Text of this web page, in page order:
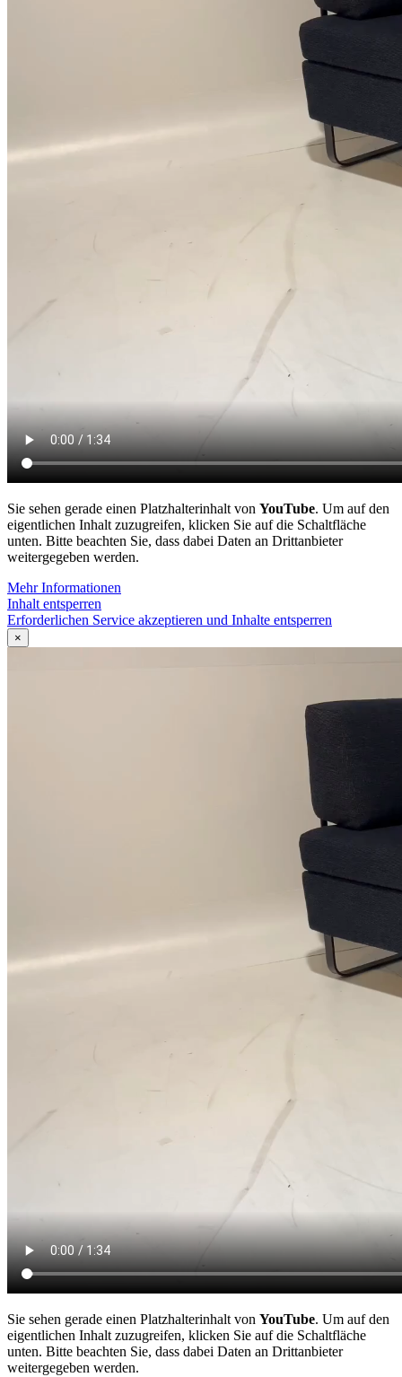
Sie sehen gerade einen Platzhalterinhalt von YouTube. Um auf den
eigentlichen Inhalt zuzugreifen, klicken Sie auf die Schaltfläche
unten. Bitte beachten Sie, dass dabei Daten an Drittanbieter
weitergegeben werden.
Mehr Informationen
Inhalt entsperren
Erforderlichen Service akzeptieren und Inhalte entsperren
×
Sie sehen gerade einen Platzhalterinhalt von YouTube. Um auf den
eigentlichen Inhalt zuzugreifen, klicken Sie auf die Schaltfläche
unten. Bitte beachten Sie, dass dabei Daten an Drittanbieter
weitergegeben werden.